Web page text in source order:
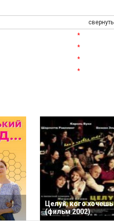
свернуть
*
*
*
*
Целуй, кого хочешь
(фильм 2002)